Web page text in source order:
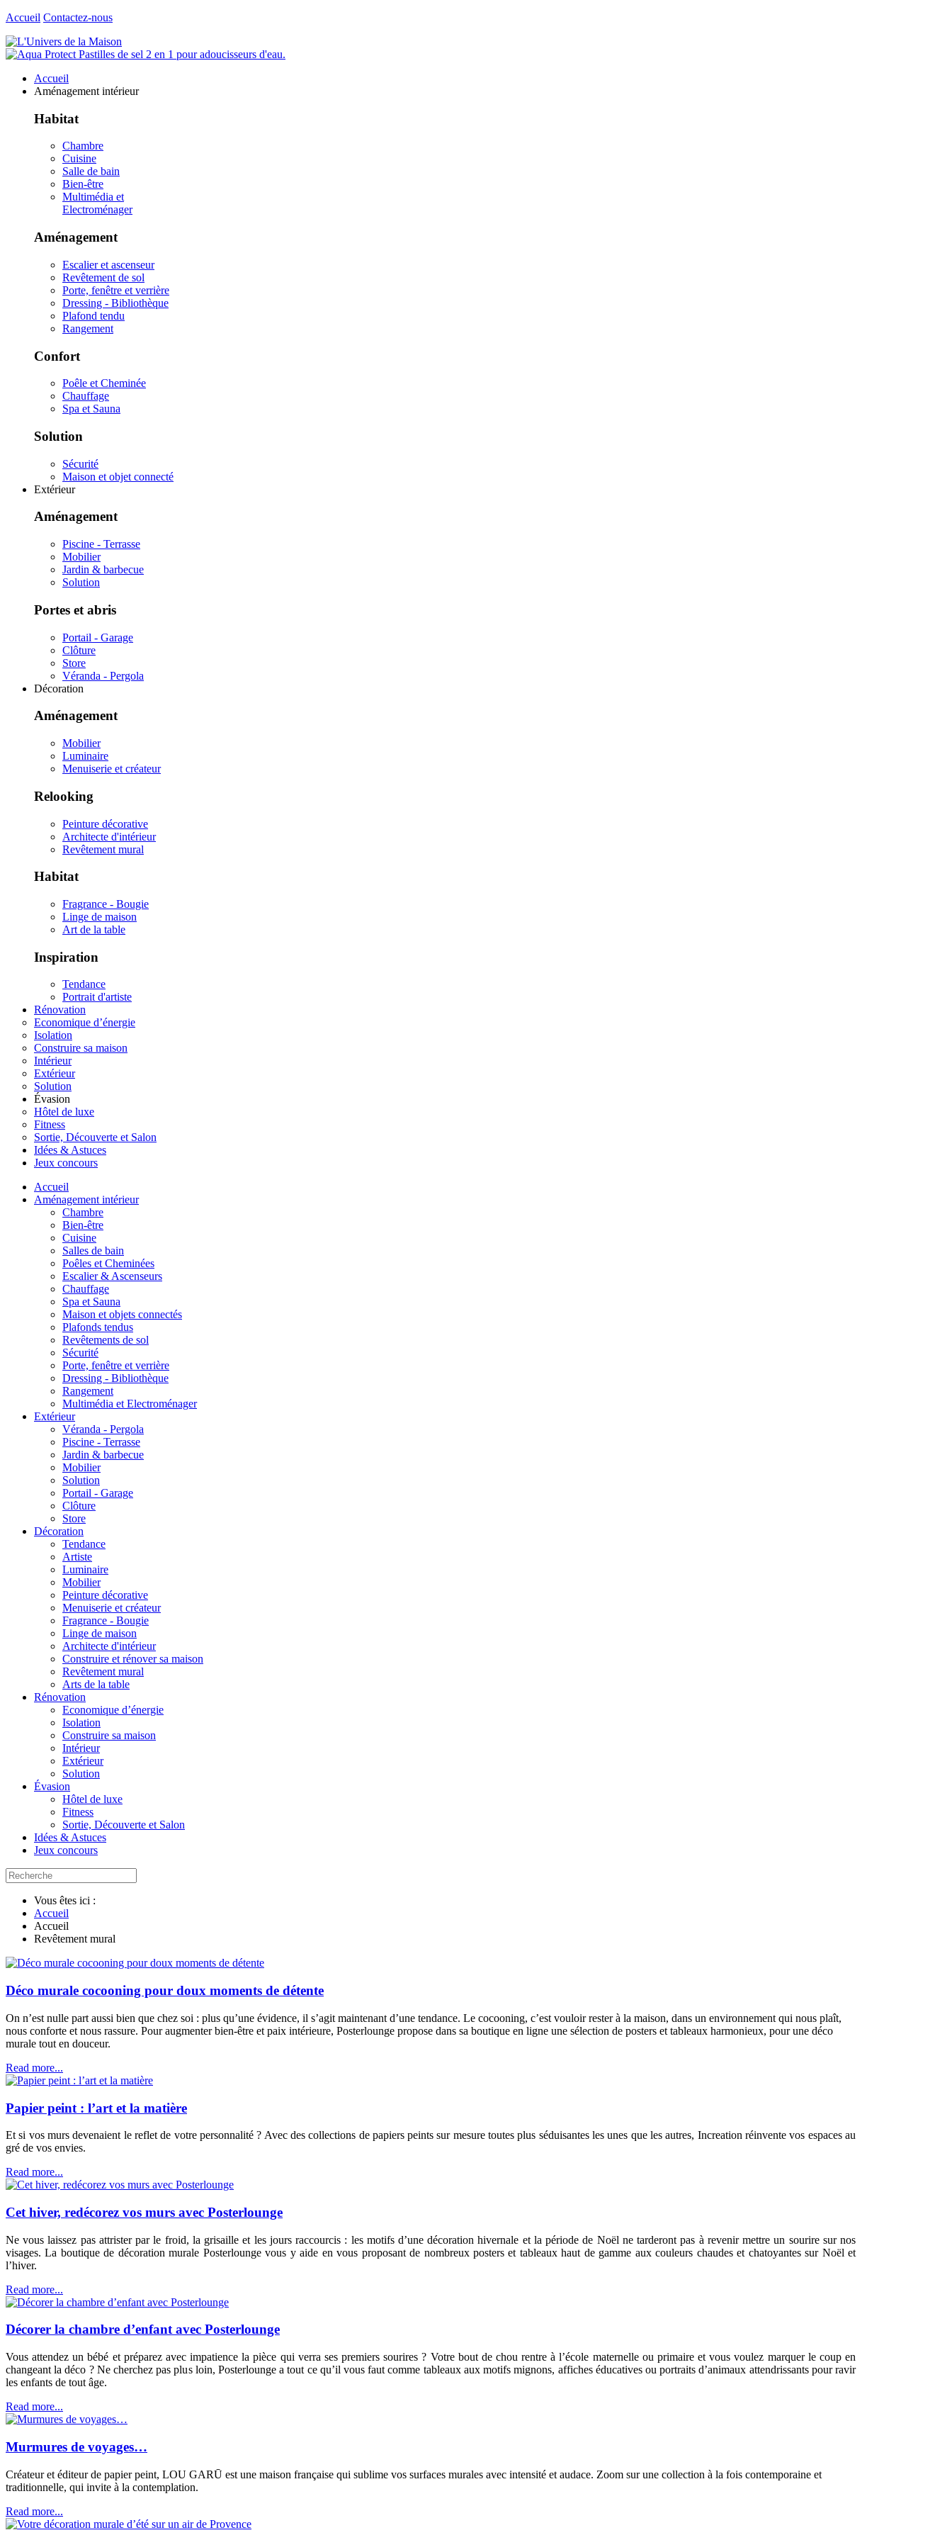
Accueil Contactez-nous
Accueil
Aménagement intérieur
Habitat
Chambre
Cuisine
Salle de bain
Bien-être
Multimédia et
Electroménager
Aménagement
Escalier et ascenseur
Revêtement de sol
Porte, fenêtre et verrière
Dressing - Bibliothèque
Plafond tendu
Rangement
Confort
Poêle et Cheminée
Chauffage
Spa et Sauna
Solution
Sécurité
Maison et objet connecté
Extérieur
Aménagement
Piscine - Terrasse
Mobilier
Jardin & barbecue
Solution
Portes et abris
Portail - Garage
Clôture
Store
Véranda - Pergola
Décoration
Aménagement
Mobilier
Luminaire
Menuiserie et créateur
Relooking
Peinture décorative
Architecte d'intérieur
Revêtement mural
Habitat
Fragrance - Bougie
Linge de maison
Art de la table
Inspiration
Tendance
Portrait d'artiste
Rénovation
Economique d’énergie
Isolation
Construire sa maison
Intérieur
Extérieur
Solution
Évasion
Hôtel de luxe
Fitness
Sortie, Découverte et Salon
Idées & Astuces
Jeux concours
Accueil
Aménagement intérieur
Chambre
Bien-être
Cuisine
Salles de bain
Poêles et Cheminées
Escalier & Ascenseurs
Chauffage
Spa et Sauna
Maison et objets connectés
Plafonds tendus
Revêtements de sol
Sécurité
Porte, fenêtre et verrière
Dressing - Bibliothèque
Rangement
Multimédia et Electroménager
Extérieur
Véranda - Pergola
Piscine - Terrasse
Jardin & barbecue
Mobilier
Solution
Portail - Garage
Clôture
Store
Décoration
Tendance
Artiste
Luminaire
Mobilier
Peinture décorative
Menuiserie et créateur
Fragrance - Bougie
Linge de maison
Architecte d'intérieur
Construire et rénover sa maison
Revêtement mural
Arts de la table
Rénovation
Economique d’énergie
Isolation
Construire sa maison
Intérieur
Extérieur
Solution
Évasion
Hôtel de luxe
Fitness
Sortie, Découverte et Salon
Idées & Astuces
Jeux concours
Vous êtes ici :
Accueil
Accueil
Revêtement mural
Déco murale cocooning pour doux moments de détente
On n’est nulle part aussi bien que chez soi : plus qu’une évidence, il s’agit maintenant d’une tendance. Le cocooning, c’est vouloir rester à la maison, dans un environnement qui nous plaît,
nous conforte et nous rassure. Pour augmenter bien-être et paix intérieure, Posterlounge propose dans sa boutique en ligne une sélection de posters et tableaux harmonieux, pour une déco
murale tout en douceur.
Read more...
Papier peint : l’art et la matière
Et si vos murs devenaient le reflet de votre personnalité ? Avec des collections de papiers peints sur mesure toutes plus séduisantes les unes que les autres, Increation réinvente vos espaces au
gré de vos envies.
Read more...
Cet hiver, redécorez vos murs avec Posterlounge
Ne vous laissez pas attrister par le froid, la grisaille et les jours raccourcis : les motifs d’une décoration hivernale et la période de Noël ne tarderont pas à revenir mettre un sourire sur nos
visages. La boutique de décoration murale Posterlounge vous y aide en vous proposant de nombreux posters et tableaux haut de gamme aux couleurs chaudes et chatoyantes sur Noël et
l’hiver.
Read more...
Décorer la chambre d’enfant avec Posterlounge
Vous attendez un bébé et préparez avec impatience la pièce qui verra ses premiers sourires ? Votre bout de chou rentre à l’école maternelle ou primaire et vous voulez marquer le coup en
changeant la déco ? Ne cherchez pas plus loin, Posterlounge a tout ce qu’il vous faut comme tableaux aux motifs mignons, affiches éducatives ou portraits d’animaux attendrissants pour ravir
les enfants de tout âge.
Read more...
Murmures de voyages…
Créateur et éditeur de papier peint, LOU GARŪ est une maison française qui sublime vos surfaces murales avec intensité et audace. Zoom sur une collection à la fois contemporaine et
traditionnelle, qui invite à la contemplation.
Read more...